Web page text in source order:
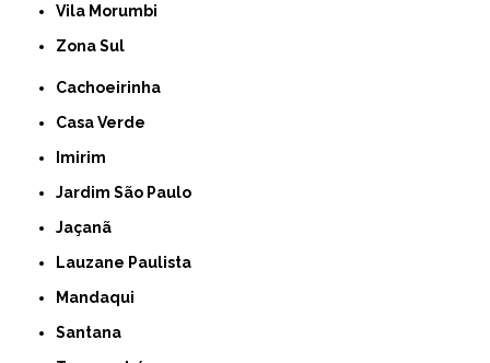
Vila Morumbi
Zona Sul
Cachoeirinha
Casa Verde
Imirim
Jardim São Paulo
Jaçanã
Lauzane Paulista
Mandaqui
Santana